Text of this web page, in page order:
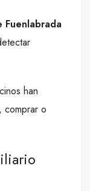
Fuenlabrada
han
comprar o